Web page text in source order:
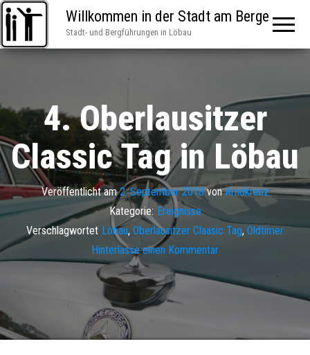
Willkommen in der Stadt am Berge
Stadt- und Bergführungen in Löbau
4. Oberlausitzer
Classic Tag in Löbau
Veröffentlicht am2. September 2018vonArndkrenz
Kategorie: Ereignisse
Verschlagwortet Löbau, Oberlausitzer Claasic Tag, Oldtimer
Hinterlasse einen Kommentar